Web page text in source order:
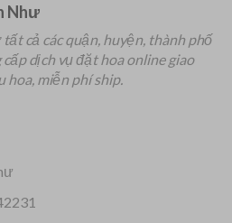
Như
cả các quận, huyện, thành phố
cấp dịch vụ đặt hoa online giao
hoa, miễn phí ship.